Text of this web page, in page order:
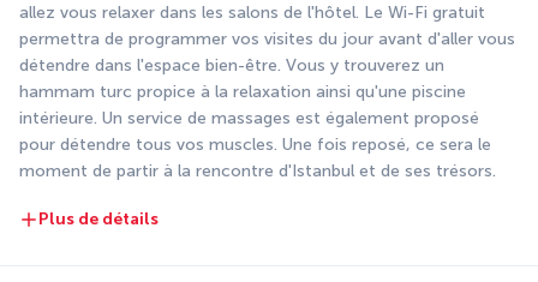
allez vous relaxer dans les salons de l'hôtel. Le Wi-Fi gratuit
permettra de programmer vos visites du jour avant d'aller vous
détendre dans l'espace bien-être. Vous y trouverez un
hammam turc propice à la relaxation ainsi qu'une piscine
intérieure. Un service de massages est également proposé
pour détendre tous vos muscles. Une fois reposé, ce sera le
moment de partir à la rencontre d'Istanbul et de ses trésors.
Plus de détails